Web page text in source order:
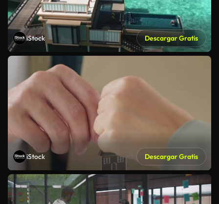
iStock Descargar Gratis
iStock Descargar Gratis